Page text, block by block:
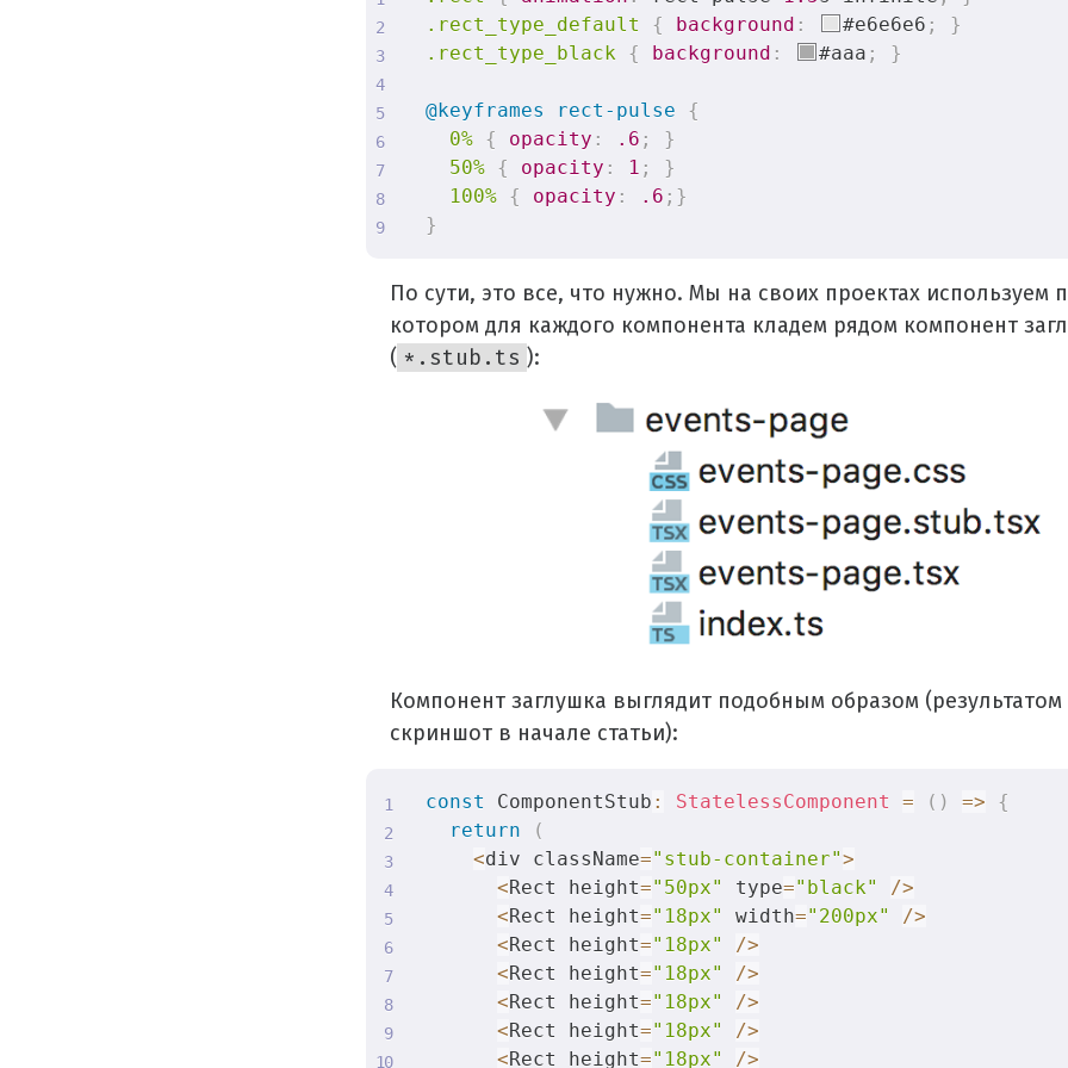
.rect_type_default
{ background : #e6e6e6 ;
}
.rect_type_black { background : #aaa ; }
@keyframes reсt-pulse
{
0% { opacity : .6 ;
}
50% { opacity : 1 ;
}
100% { opacity : .6 ; }
}
По сути, это все, что нужно. Мы на своих проектах используем
котором для каждого компонента кладем рядом компонент
( *.stub.ts ):
Компонент заглушка выглядит подобным образом (результатом
скриншот в начале статьи):
const ComponentStub : StatelessComponent = ( ) =>
{
return
(
<div className="stub-container">
<Rect height="50px" type="black" />
<Rect height="18px" width="200px" />
<Rect height="18px" />
<Rect height="18px" />
<Rect height="18px" />
<Rect height="18px" />
<Rect height="18px" />